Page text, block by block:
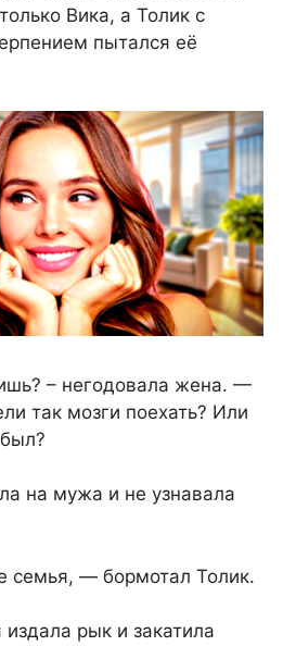
Вика, а Толик с
пытался её
– негодовала жена. —
так мозги поехать? Или
на мужа и не узнавала
— бормотал Толик.
издала рык и закатила